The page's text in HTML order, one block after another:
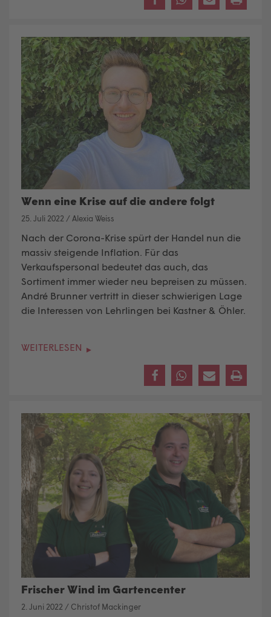
Wenn eine Krise auf die andere folgt
25. Juli 2022 / Alexia Weiss
Nach der Corona-Krise spürt der Handel nun die
massiv steigende Inflation . Für das
Verkaufspersonal bedeutet das auch, das
Sortiment immer wieder neu bepreisen zu müssen.
André Brunner vertritt in dieser schwierigen Lage
die Interessen von Lehrlingen bei Kastner & Öhler.
WEITERLESEN
Frischer Wind im Gartencenter
2. Juni 2022 / Christof Mackinger